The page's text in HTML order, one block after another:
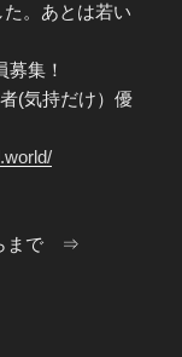
。あとは若い
集！
(気持だけ）優
らまで ⇒